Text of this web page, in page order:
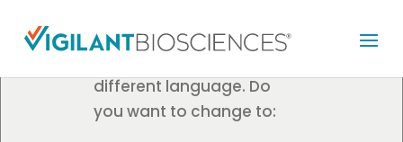
We've detected you
different language. Do
you want to change to: